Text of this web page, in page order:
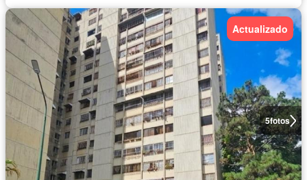
5fotos
Actualizado